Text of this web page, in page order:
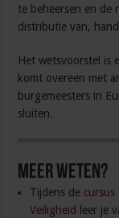
te beheersen en de
distributie van,
Het wetsvoorstel is
komt overeen met
burgemeesters in
sluiten.
Meer weten?
Tijdens de
Veiligheid
leer je